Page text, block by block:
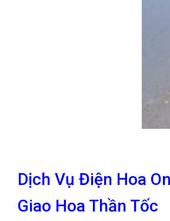
Dịch Vụ Điện Hoa
Giao Hoa Thần Tốc